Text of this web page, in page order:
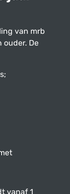
van mrb
ouder. De
vanaf 1